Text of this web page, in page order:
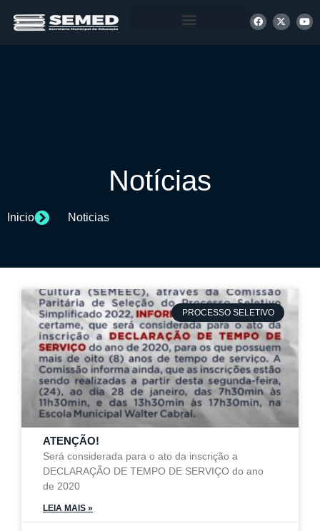
Notícias
Inicio Noticias
PROCESSO SELETIVO
ATENÇÃO!
Será considerada para o ato da inscrição a
DECLARAÇÃO DE TEMPO DE SERVIÇO do ano
de 2020
LEIA MAIS »